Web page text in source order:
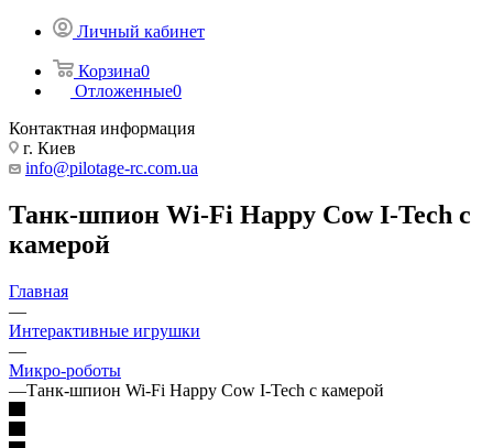
Личный кабинет
Корзина0
Отложенные0
Контактная информация
г. Киев
info@pilotage-rc.com.ua
Танк-шпион Wi-Fi Happy Cow I-Tech с
камерой
Главная
—
Интерактивные игрушки
—
Микро-роботы
—Танк-шпион Wi-Fi Happy Cow I-Tech с камерой